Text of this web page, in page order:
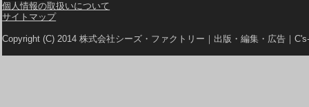
個人情報の取扱いについて
サイトマップ
Copyright (C) 2014 株式会社シーズ・ファクトリー｜出版・編集・広告｜